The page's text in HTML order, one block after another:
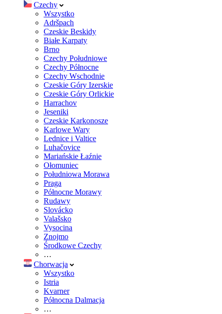
Czechy
Wszystko
Adršpach
Czeskie Beskidy
Białe Karpaty
Brno
Czechy Południowe
Czechy Północne
Czechy Wschodnie
Czeskie Góry Izerskie
Czeskie Góry Orlickie
Harrachov
Jeseniki
Czeskie Karkonosze
Karlowe Wary
Lednice i Valtice
Luhačovice
Mariańskie Łaźnie
Ołomuniec
Południowa Morawa
Praga
Północne Morawy
Rudawy
Slovácko
Valašsko
Vysocina
Znojmo
Środkowe Czechy
…
Chorwacja
Wszystko
Istria
Kvarner
Północna Dalmacja
…